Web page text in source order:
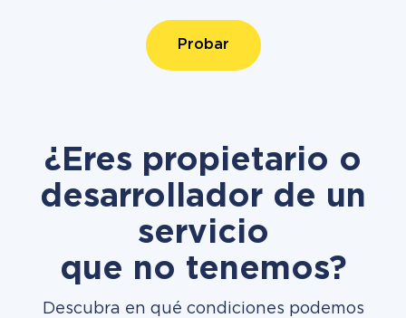
Probar
¿Eres propietario o
desarrollador de un
servicio
que no tenemos?
Descubra en qué condiciones podemos